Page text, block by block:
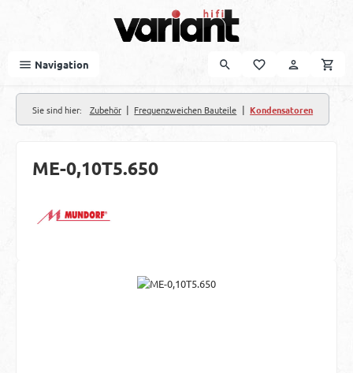
Navigation
Sie sind hier: Zubehör | Frequenzweichen Bauteile | Kondensatoren
ME-0,10T5.650
Bildergalerie überspringen